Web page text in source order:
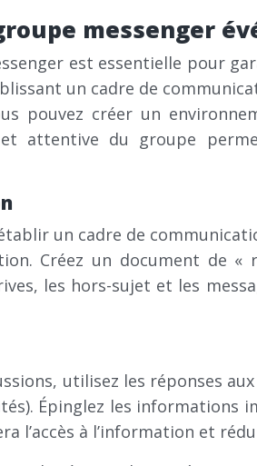
messenger
est essentielle pour
un cadre de
pouvez créer un
attentive du groupe
un cadre de
Créez un document de
les hors-sujet et les
utilisez les réponses
Épinglez les informations
l’accès à l’information et